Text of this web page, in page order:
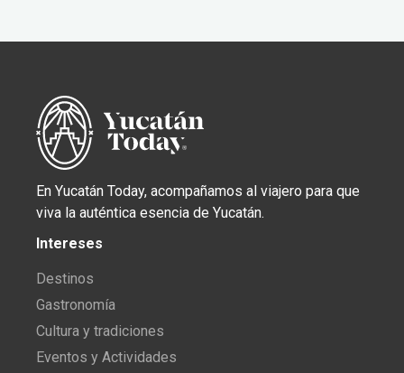
En Yucatán Today, acompañamos al viajero para que
viva la auténtica esencia de Yucatán.
Intereses
Destinos
Gastronomía
Cultura y tradiciones
Eventos y Actividades